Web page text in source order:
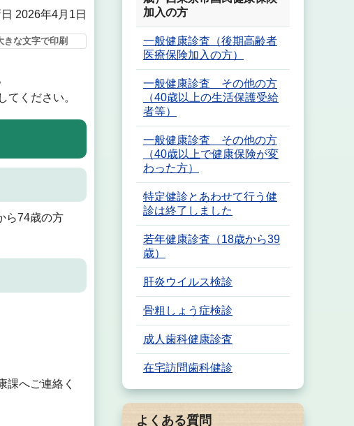
2026年4月1日
きな文字で印刷
ください。
ら74歳の方
課へご連絡く
加入の方
一般健康診査（後期高齢者
医療保険加入の方）
一般健康診査 その他の方
（40歳以上の生活保護受給
者等）
一般健康診査 その他の方
（40歳以上で健康保険が変
わった方）
特定健診とあわせて行う健
診は終了しました
若年健康診査（18歳から39
歳）
肝炎ウイルス検診
骨粗しょう症検診
成人歯科健康診査
在宅訪問歯科健診
よくある質問